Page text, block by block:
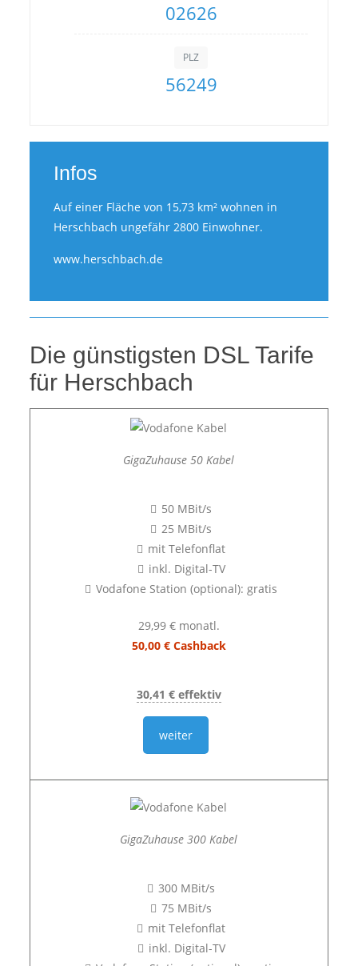
02626
PLZ
56249
Infos
Auf einer Fläche von 15,73 km² wohnen in
Herschbach ungefähr 2800 Einwohner.
www.herschbach.de
Die günstigsten DSL Tarife
für Herschbach
GigaZuhause 50 Kabel
50 MBit/s
25 MBit/s
mit Telefonflat
inkl. Digital-TV
Vodafone Station (optional): gratis
29,99 € monatl.
50,00 € Cashback
30,41 € effektiv
weiter
GigaZuhause 300 Kabel
300 MBit/s
75 MBit/s
mit Telefonflat
inkl. Digital-TV